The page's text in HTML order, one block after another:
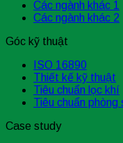
Các ngành khác 1
Các ngành khác 2
Góc kỹ thuật
ISO 16890
Thiết kế kỹ thuật
Tiêu chuẩn lọc khí
Tiêu chuẩn phòng
Case study